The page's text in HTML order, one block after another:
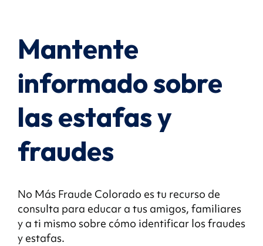
Mantente
informado sobre
las estafas y
fraudes
No Más Fraude Colorado es tu recurso de
consulta para educar a tus amigos, familiares
y a ti mismo sobre cómo identificar los fraudes
y estafas.